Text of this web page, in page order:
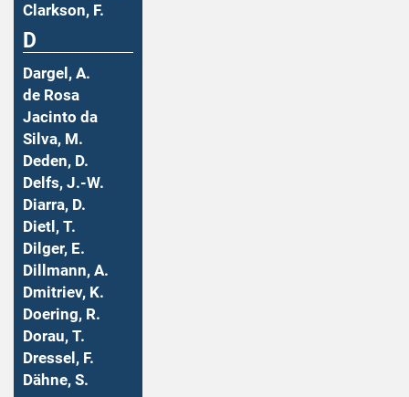
Clarkson, F.
D
Dargel, A.
de Rosa
Jacinto da
Silva, M.
Deden, D.
Delfs, J.-W.
Diarra, D.
Dietl, T.
Dilger, E.
Dillmann, A.
Dmitriev, K.
Doering, R.
Dorau, T.
Dressel, F.
Dähne, S.